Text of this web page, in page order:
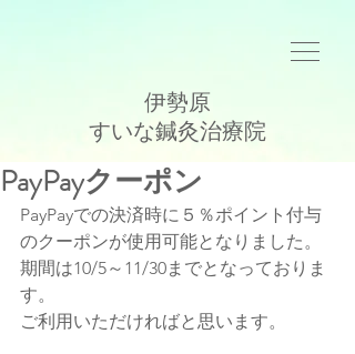
伊勢原
​すいな鍼灸治療院
PayPayクーポン
PayPayでの決済時に５％ポイント付与
のクーポンが使用可能となりました。
期間は10/5～11/30までとなっておりま
す。
ご利用いただければと思います。